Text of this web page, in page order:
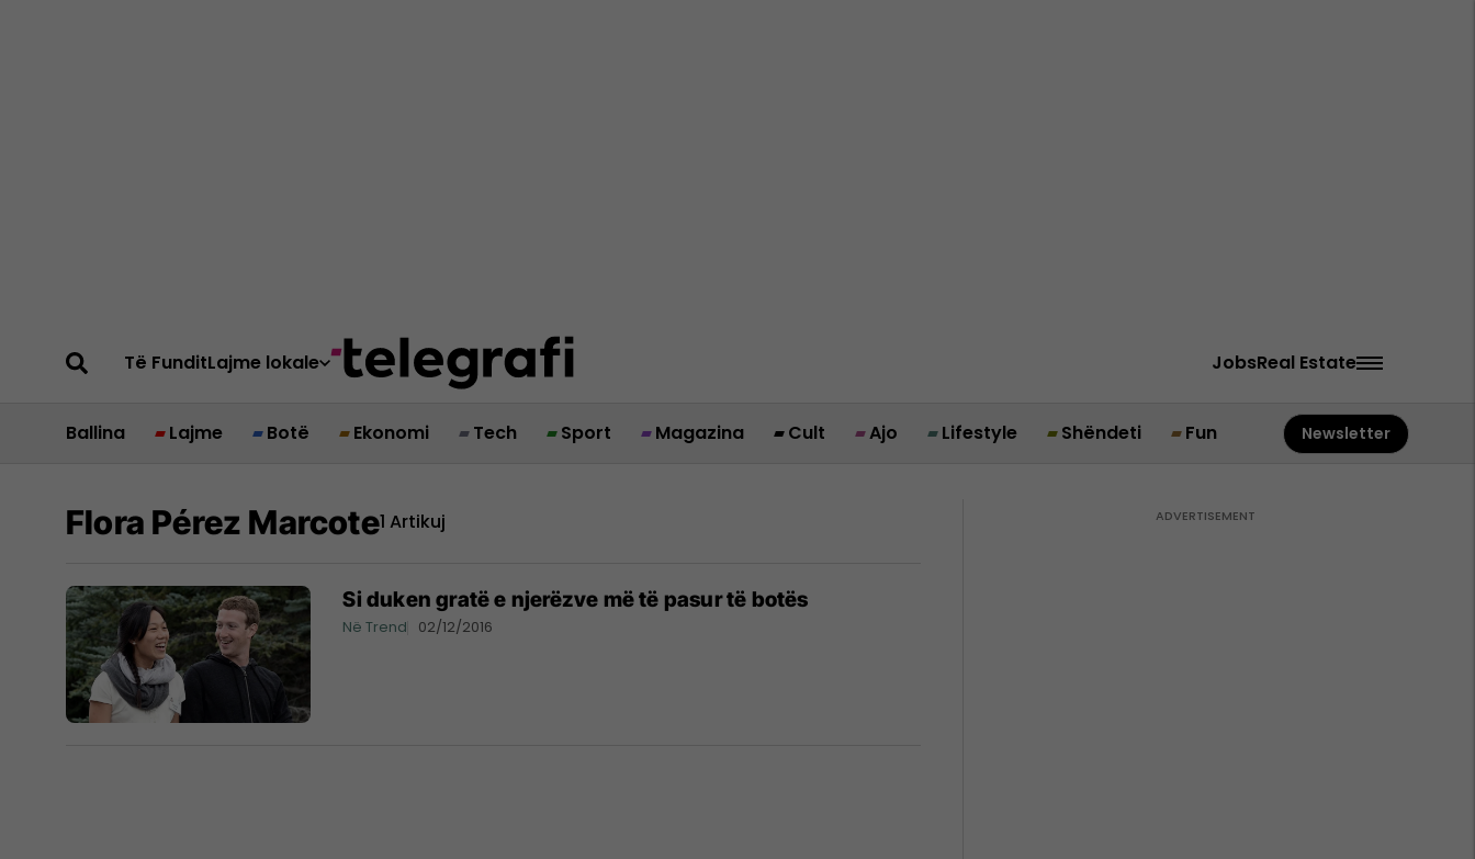
Të FunditLajme lokale JobsReal Estate
Ballina Lajme Botë Ekonomi Tech Sport Magazina Cult Ajo Lifestyle Shëndeti Fun Newsletter
Flora Pérez Marcote1 Artikuj
Si duken gratë e njerëzve më të pasur të botës
Në Trend 02/12/2016